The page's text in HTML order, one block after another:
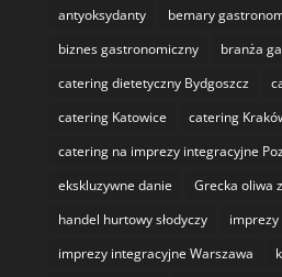
antyoksydanty
bemary
biznes gastronomiczny
branża
catering dietetyczny Bydgoszcz
catering Katowice
catering
catering na imprezy integracyjne
ekskluzywne danie
Grecka oliwa
handel hurtowy słodyczy
imprezy integracyjne Warszawa